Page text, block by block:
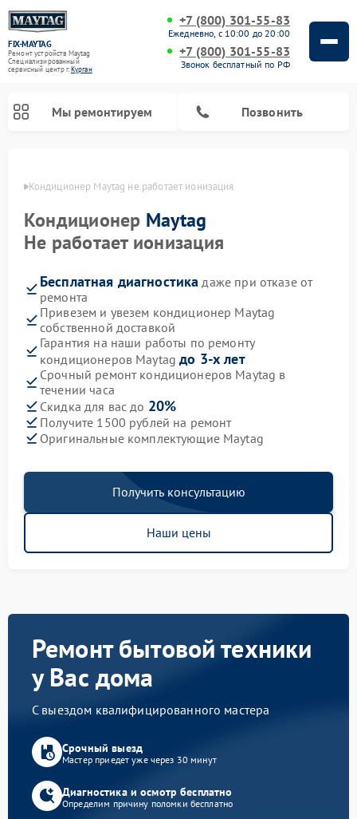
FIX-MAYTAG
Ремонт устройств Maytag
Специализированный
cервисный центр г.Курган
+7 (800) 301-55-83
Ежедневно, с 10:00 до 20:00
+7 (800) 301-55-83
Звонок бесплатный по РФ
Мы ремонтируем Позвонить
Кондиционер Maytag не работает ионизация
Кондиционер Maytag
Не работает ионизация
Бесплатная диагностика даже при отказе от
ремонта
Привезем и увезем кондиционер Maytag
собственной доставкой
Гарантия на наши работы по ремонту
кондиционеров Maytagдо 3-х лет
Срочный ремонт кондиционеров Maytag в
течении часа
Скидка для вас до 20%
Получите 1500 рублей на ремонт
Оригинальные комплектующие Maytag
Получить консультацию
Наши цены
Ремонт бытовой техники
у Вас дома
С выездом квалифицированного мастера
Срочный выезд
Мастер приедет уже через 30 минут
Диагностика и осмотр бесплатно
Определим причину поломки бесплатно